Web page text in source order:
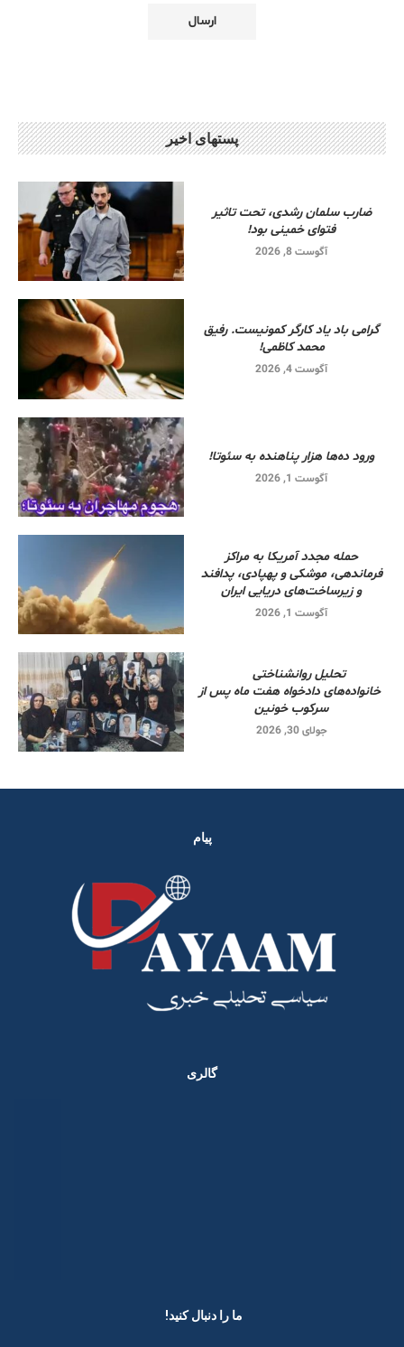
پستهای اخیر
ضارب سلمان رشدی، تحت تاثیر
فتوای خمینی بود!
آگوست 8, 2026
گرامی باد یاد کارگر کمونیست. رفیق
محمد کاظمی!
آگوست 4, 2026
ورود ده‌ها هزار پناهنده به سئوتا!
آگوست 1, 2026
حمله مجدد آمریکا به مراکز
فرماندهی، موشکی و پهپادی، پدافند
و زیرساخت‌های دریایی ایران
آگوست 1, 2026
تحلیل روانشناختی
خانواده‌های دادخواه هفت ماه پس از
سرکوب خونین
جولای 30, 2026
پیام
گالری
ما را دنبال کنید! ​